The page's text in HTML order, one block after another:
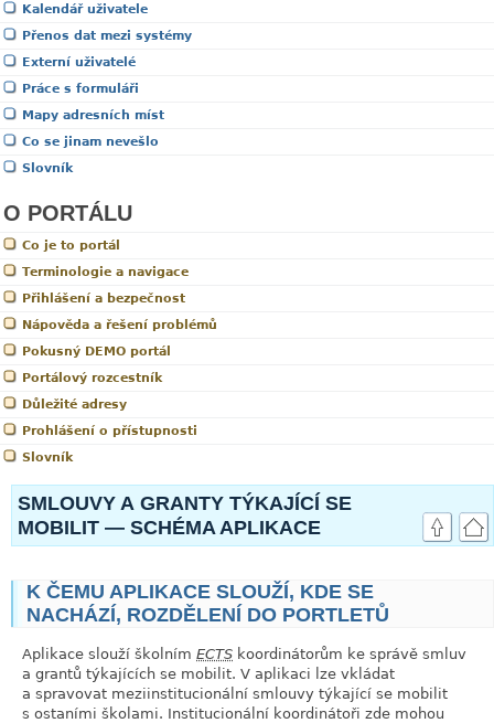
Kalendář uživatele
Přenos dat mezi systémy
Externí uživatelé
Práce s formuláři
Mapy adresních míst
Co se jinam nevešlo
Slovník
O PORTÁLU
Co je to portál
Terminologie a navigace
Přihlášení a bezpečnost
Nápověda a řešení problémů
Pokusný DEMO portál
Portálový rozcestník
Důležité adresy
Prohlášení o přístupnosti
Slovník
SMLOUVY A GRANTY TÝKAJÍCÍ SE
MOBILIT — SCHÉMA APLIKACE
K ČEMU APLIKACE SLOUŽÍ, KDE SE
NACHÁZÍ, ROZDĚLENÍ DO PORTLETŮ
Aplikace slouží školním ECTS koordinátorům ke správě smluv
a grantů týkajících se mobilit. V aplikaci lze vkládat
a spravovat meziinstitucionální smlouvy týkající se mobilit
s ostaními školami. Institucionální koordinátoři zde mohou